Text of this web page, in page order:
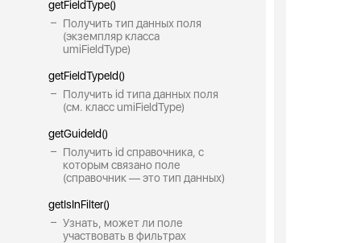
getFieldType()
Получить тип данных поля
(экземпляр класса
umiFieldType)
getFieldTypeId()
Получить id типа данных поля
(см. класс umiFieldType)
getGuideId()
Получить id справочника, с
которым связано поле
(справочник — это тип данных)
getIsInFilter()
Узнать, может ли поле
участвовать в фильтрах